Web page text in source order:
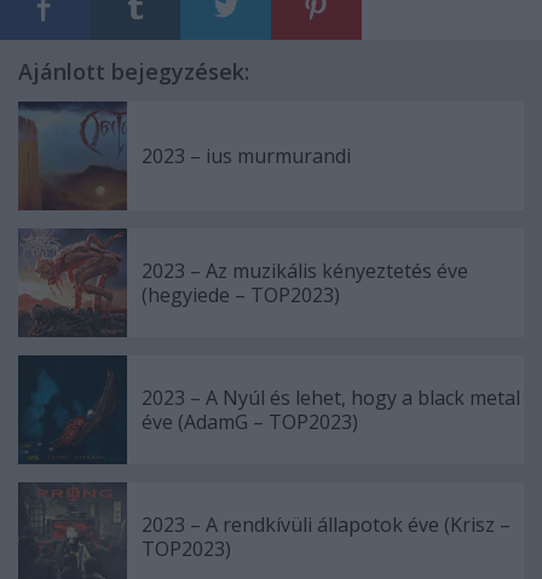
Ajánlott bejegyzések:
2023 – ius murmurandi
2023 – Az muzikális kényeztetés éve
(hegyiede – TOP2023)
2023 – A Nyúl és lehet, hogy a black metal
éve (AdamG – TOP2023)
2023 – A rendkívüli állapotok éve (Krisz –
TOP2023)